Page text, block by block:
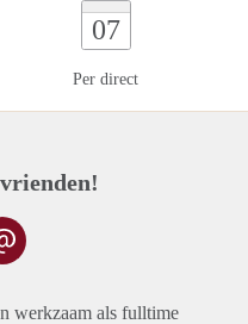
07
Per direct
werkzaam als fulltime